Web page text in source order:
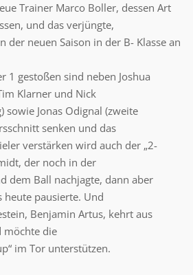
Trainer Marco Boller, dessen Art
und das verjüngte,
der neuen Saison in der B- Klasse an
1 gestoßen sind neben Joshua
Klarner und Nick
sowie Jonas Odignal (zweite
senken und das
verstärken wird auch der „2-
der noch in der
dem Ball nachjagte, dann aber
pausierte. Und
Benjamin Artus, kehrt aus
möchte die
im Tor unterstützen.